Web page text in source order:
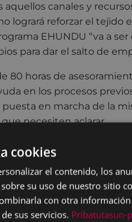
canales y
logrará reforzar el tejido
EHUNDU “va a
para dar el salto de
80 horas de
en los procesos
en marcha de la
necesiten aclarar.
la opción de formar
de empresa y los
facilita, además, la
a la red de
cookies
el contenido, los
su uso de nuestro sitio
con otra
sus servicios. Pribatutasun-